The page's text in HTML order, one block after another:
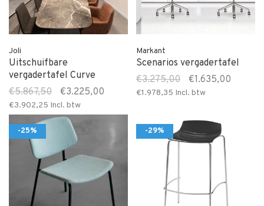
Joli
Uitschuifbare
vergadertafel Curve
€5.867,50
€3.225,00
€3.902,25 Incl. btw
Markant
Scenarios vergadertafel
€3.275,00
€1.635,00
€1.978,35 Incl. btw
-25% -29%